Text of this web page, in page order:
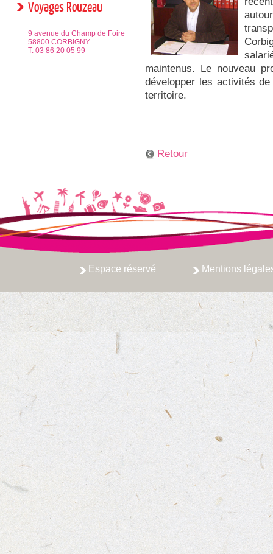
Voyages Rouzeau
9 avenue du Champ de Foire
58800 CORBIGNY
T. 03 86 20 05 99
maintenus. Le nouveau
développer les activités
territoire.
Retour
Espace réservé Mentions